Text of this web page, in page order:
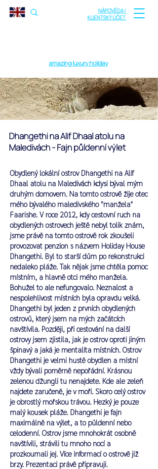
NÁPOVĚDA |
KLIENTSKÝ ÚČET
amazing luxury holiday
Dhangethi na Alif Dhaal atolu na
Maledivách - Fajn půldenní výlet
Obydlený lokální ostrov Dhangethi na Alif
Dhaal atolu na Maledivách kdysi býval mým
druhým domovem. Na tomto ostrově žije otec
mého bývalého maledivského "manžela"
Faarishe. V roce 2012, kdy cestovní ruch na
obydlených ostrovech ještě nebyl tolik znám,
jsme právě na tomto ostrově rok zkoušeli
provozovat penzion s názvem Holiday House
Dhangethi. Byl to starší dům po rekonstrukci
nedaleko pláže. Tak nějak jsme chtěla pomoc
místním, a hlavně otci mého manžela.
Bohužel to ale nefungovalo. Neznalost a
nespolehlivost místních byla opravdu velká.
Dhangethi byl jeden z prvních obydlených
ostrovů, který jsem na mých začátcích
navštívila. Později, při cestování na další
ostrovy jsem zjistila, jak je ostrov oproti jiným
špinavý a jaká je mentalita místních. Ostrov
Dhangethi je velmi hustě obydlen a místní
vždy bývali poměrně nepořádní. Krásnou
zelenou džungli tu nenajdete. Kde ale zeleň
najdete zaručeně, je v moři. Skoro celý ostrov
je obrostlý mořskou trávou. Hezký je pouze
malý kousek pláže. Dhangethi je fajn
maximálně na výlet, a to půldenní nebo
celodenní. Ostrov jsme mnohokrát osobně
navštívili, strávili tu mnoho nocí a
prozkoumali jej. Více informací o ostrově již
brzy. Prezentaci právě připravuji.